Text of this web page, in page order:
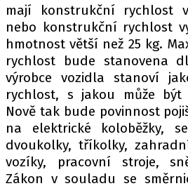
mají konstrukční rychlost
nebo konstrukční rychlost
hmotnost větší než 25 kg.
rychlost bude stanovena
výrobce vozidla stanoví
rychlost, s jakou může být
Nově tak bude povinnost
na elektrické koloběžky,
dvoukolky, tříkolky,
vozíky, pracovní stroje,
Zákon v souladu se